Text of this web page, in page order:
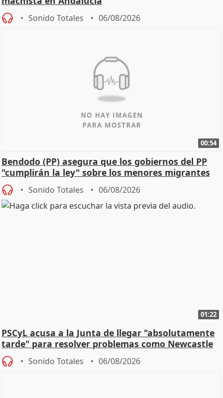
Sonido Totales 06/08/2026
00:54
Bendodo (PP) asegura que los gobiernos del PP
"cumplirán la ley" sobre los menores migrantes
Sonido Totales 06/08/2026
01:22
PSCyL acusa a la Junta de llegar "absolutamente
tarde" para resolver problemas como Newcastle
Sonido Totales 06/08/2026